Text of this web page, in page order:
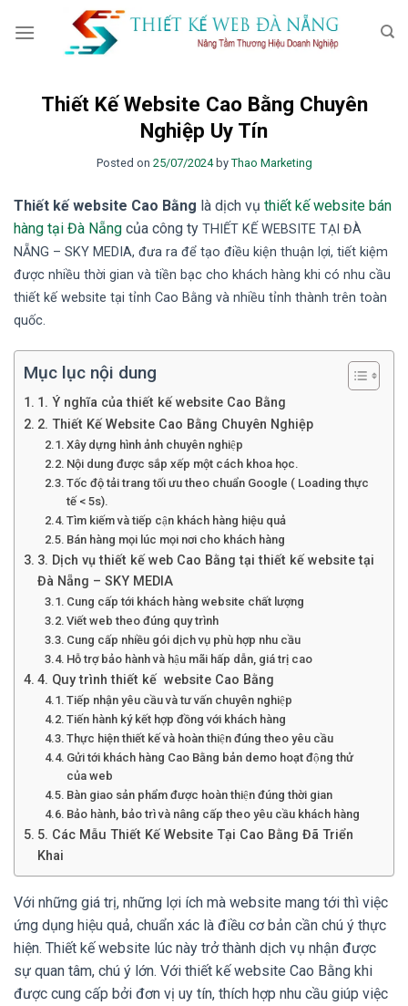
Thiết Kế Website Cao Bằng Chuyên
Nghiệp Uy Tín
Posted on 25/07/2024by Thao Marketing
Thiết kế website Cao Bằng là dịch vụ thiết kế website bán
hàng tại Đà Nẵng của công ty TH IẾT KẾ WEBSITE TẠI ĐÀ
NẴNG – SKY MEDIA, đưa ra để tạo điều kiện thuận lợi, tiết kiệm
được nhiều thời gian và tiền bạc cho khách hàng khi có nhu cầu
thiết kế website tại tỉnh Cao Bằng và nhiều tỉnh thành trên toàn
quốc.
Mục lục nội dung
1. Ý nghĩa của thiết kế website Cao Bằng
2. Thiết Kế Website Cao Bằng Chuyên Nghiệp
Xây dựng hình ảnh chuyên nghiệp
Nội dung được sắp xếp một cách khoa học.
Tốc độ tải trang tối ưu theo chuẩn Google ( Loading thực
tế < 5s).
Tìm kiếm và tiếp cận khách hàng hiệu quả
Bán hàng mọi lúc mọi nơi cho khách hàng
3. Dịch vụ thiết kế web Cao Bằng tại thiết kế website tại
Đà Nẵng – SKY MEDIA
Cung cấp tới khách hàng website chất lượng
Viết web theo đúng quy trình
Cung cấp nhiều gói dịch vụ phù hợp nhu cầu
Hỗ trợ bảo hành và hậu mãi hấp dẫn, giá trị cao
4. Quy trình thiết kế website Cao Bằng
Tiếp nhận yêu cầu và tư vấn chuyên nghiệp
Tiến hành ký kết hợp đồng với khách hàng
Thực hiện thiết kế và hoàn thiện đúng theo yêu cầu
Gửi tới khách hàng Cao Bằng bản demo hoạt động thử
của web
Bàn giao sản phẩm được hoàn thiện đúng thời gian
Bảo hành, bảo trì và nâng cấp theo yêu cầu khách hàng
5. Các Mẫu Thiết Kế Website Tại Cao Bằng Đã Triển
Khai
Với những giá trị, những lợi ích mà website mang tới thì việc
ứng dụng hiệu quả, chuẩn xác là điều cơ bản cần chú ý thực
hiện. Thiết kế website lúc này trở thành dịch vụ nhận được
sự quan tâm, chú ý lớn. Với thiết kế website Cao Bằng khi
được cung cấp bởi đơn vị uy tín, thích hợp nhu cầu giúp việc